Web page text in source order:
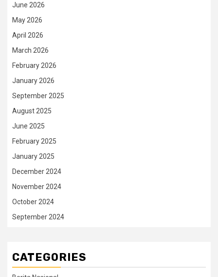
June 2026
May 2026
April 2026
March 2026
February 2026
January 2026
September 2025
August 2025
June 2025
February 2025
January 2025
December 2024
November 2024
October 2024
September 2024
CATEGORIES